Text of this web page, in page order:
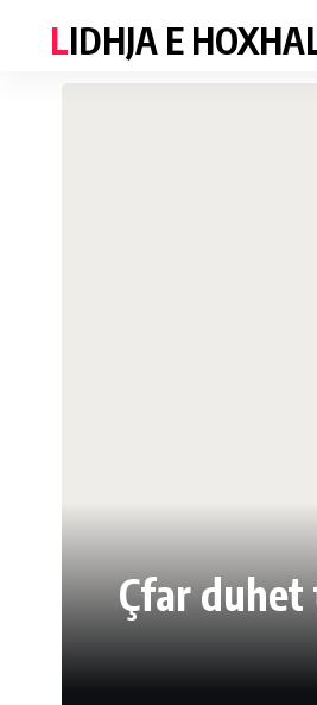
LIDHJA E
Çfar duhet